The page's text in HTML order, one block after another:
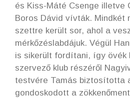
és Kiss-Máté Csenge illetve
Boros Dávid vívták. Mindkét
szettre került sor, ahol a
mérkőzéslabdájuk. Végül
is sikerült fordítani, így övék
szervező klub részéről
testvére Tamás biztosította
gondoskodott a